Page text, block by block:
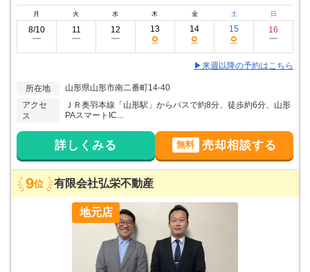
月 火 水 木 金 土 日
8/10
ー
11
ー
12
ー
13
○
14
○
15
○
16
ー
▶来週以降の予約はこちら
所在地
山形県山形市南二番町14-40
アクセ
ス
ＪＲ奥羽本線「山形駅」からバスで約8分、徒歩約6分、山形
PAスマートIC...
詳しくみる 無料 売却相談する
9位 有限会社弘栄不動産
地元店